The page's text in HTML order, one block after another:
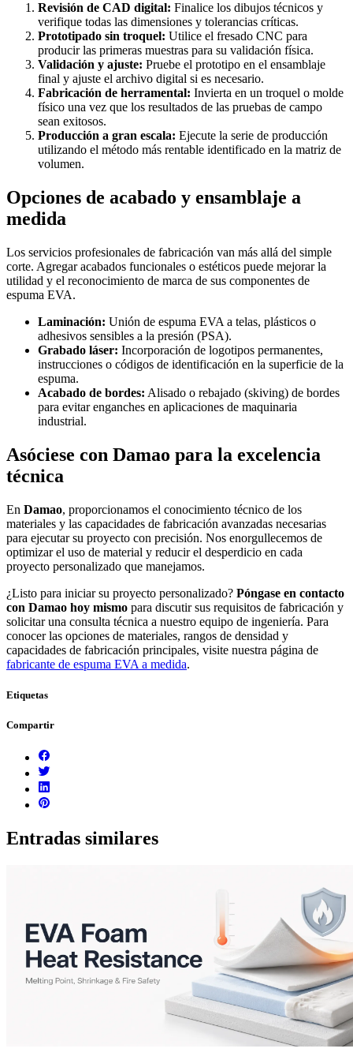
Revisión de CAD digital: Finalice los dibujos técnicos y
verifique todas las dimensiones y tolerancias críticas.
Prototipado sin troquel: Utilice el fresado CNC para
producir las primeras muestras para su validación física.
Validación y ajuste: Pruebe el prototipo en el ensamblaje
final y ajuste el archivo digital si es necesario.
Fabricación de herramental: Invierta en un troquel o molde
físico una vez que los resultados de las pruebas de campo
sean exitosos.
Producción a gran escala: Ejecute la serie de producción
utilizando el método más rentable identificado en la matriz de
volumen.
Opciones de acabado y ensamblaje a
medida
Los servicios profesionales de fabricación van más allá del simple
corte. Agregar acabados funcionales o estéticos puede mejorar la
utilidad y el reconocimiento de marca de sus componentes de
espuma EVA.
Laminación: Unión de espuma EVA a telas, plásticos o
adhesivos sensibles a la presión (PSA).
Grabado láser: Incorporación de logotipos permanentes,
instrucciones o códigos de identificación en la superficie de la
espuma.
Acabado de bordes: Alisado o rebajado (skiving) de bordes
para evitar enganches en aplicaciones de maquinaria
industrial.
Asóciese con Damao para la excelencia
técnica
En Damao, proporcionamos el conocimiento técnico de los
materiales y las capacidades de fabricación avanzadas necesarias
para ejecutar su proyecto con precisión. Nos enorgullecemos de
optimizar el uso de material y reducir el desperdicio en cada
proyecto personalizado que manejamos.
¿Listo para iniciar su proyecto personalizado? Póngase en contacto
con Damao hoy mismo para discutir sus requisitos de fabricación y
solicitar una consulta técnica a nuestro equipo de ingeniería. Para
conocer las opciones de materiales, rangos de densidad y
capacidades de fabricación principales, visite nuestra página de
fabricante de espuma EVA a medida.
Etiquetas
Compartir
Entradas similares